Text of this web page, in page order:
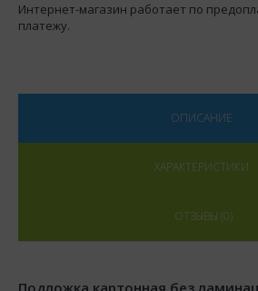
Интернет-магазин работает по
платежу.
ОПИСАНИЕ
ХАРАКТЕРИСТИКИ
ОТЗЫВЫ (0)